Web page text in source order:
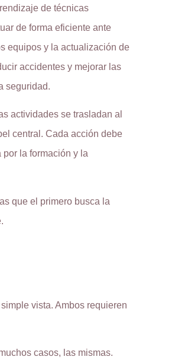
de técnicas
de forma eficiente ante
equipos y la actualización de
accidentes y mejorar las
seguridad.
actividades se trasladan al
central. Cada acción debe
la formación y la
que el primero busca la
vista. Ambos requieren
casos, las mismas.